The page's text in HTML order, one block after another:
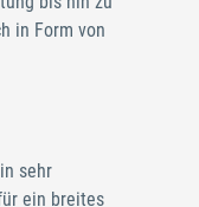
in Form von
sehr
ein breites